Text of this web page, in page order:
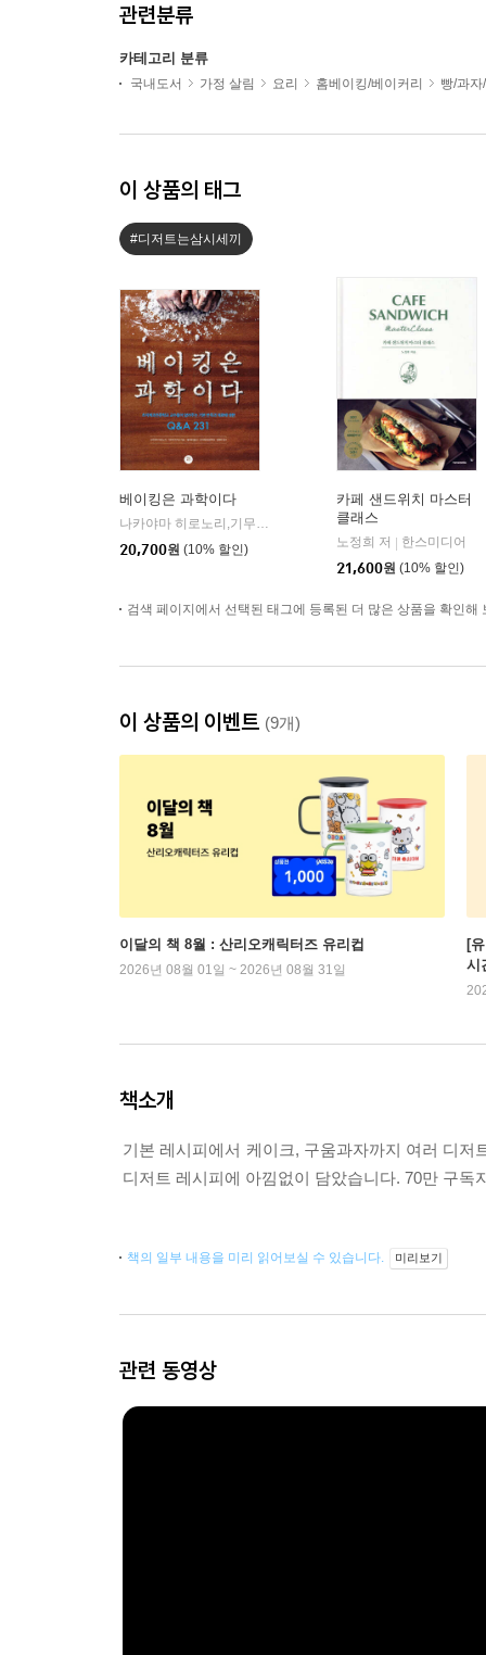
관련분류
카테고리 분류
국내도서 가정 살림 요리 홈베이킹/베이커리 빵/과자
이 상품의 태그
#디저트는삼시세끼
베이킹은 과학이다
나카야마 히로노리,기무라 마키코 저/황세정 역/임태언 감수
20,700원 (10% 할인)
카페 샌드위치 마스터
클래스
노정희 저
한스미디어
21,600원 (10% 할인)
검색 페이지에서 선택된 태그에 등록된 더 많은 상품을 확인해
이 상품의 이벤트 (9개)
이달의 책 8월 : 산리오캐릭터즈 유리컵
2026년 08월 01일 ~ 2026년 08월 31일
[
시
책소개
기본 레시피에서 케이크, 구움과자까지 여러 디
디저트 레시피에 아낌없이 담았습니다. 70만 구
책의 일부 내용을 미리 읽어보실 수 있습니다. 미리보기
관련 동영상